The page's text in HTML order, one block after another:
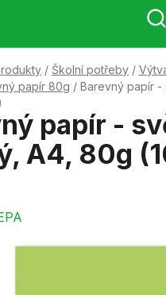
/ Školní potřeby /
papír 80g / Barevný papír -
papír -
A4, 80g